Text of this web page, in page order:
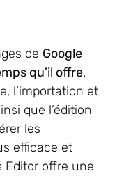
de Google
qu’il offre.
l’importation et
que l’édition
les
efficace et
Editor offre une